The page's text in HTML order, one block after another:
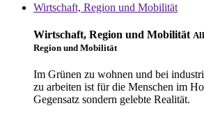
Wirtschaft, Region und Mobilität
Wirtschaft, Region und Mobilität
Region und Mobilität
Im Grünen zu wohnen und bei
zu arbeiten ist für die Menschen im
Gegensatz sondern gelebte Realität.